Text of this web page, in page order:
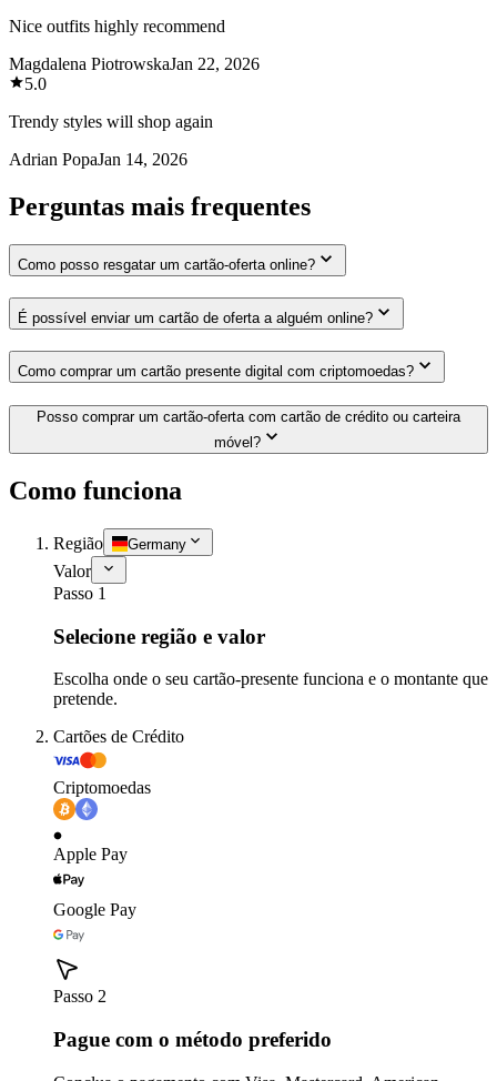
Nice outfits highly recommend
Magdalena PiotrowskaJan 22, 2026
5.0
Trendy styles will shop again
Adrian PopaJan 14, 2026
Perguntas mais frequentes
Como posso resgatar um cartão-oferta online?
É possível enviar um cartão de oferta a alguém online?
Como comprar um cartão presente digital com criptomoedas?
Posso comprar um cartão-oferta com cartão de crédito ou carteira
móvel?
Como funciona
Região Germany
Valor
Passo 1
Selecione região e valor
Escolha onde o seu cartão-presente funciona e o montante que
pretende.
Cartões de Crédito
Criptomoedas
Apple Pay
Google Pay
Passo 2
Pague com o método preferido